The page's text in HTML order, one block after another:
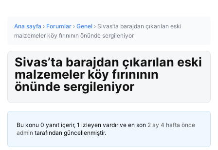
Ana sayfa › Forumlar › Genel › Sivas’ta barajdan çıkarılan eski
malzemeler köy fırınının önünde sergileniyor
Sivas’ta barajdan çıkarılan eski
malzemeler köy fırınının
önünde sergileniyor
Bu konu 0 yanıt içerir, 1 izleyen vardır ve en son 2 ay 4 hafta önce
admin tarafından güncellenmiştir.